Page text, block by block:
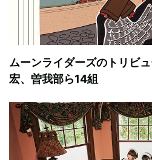
ムーンライダーズのトリビ
宏、曽我部ら14組